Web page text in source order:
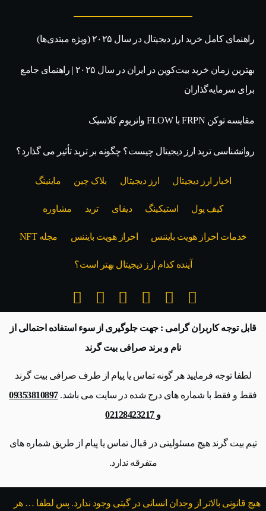
راهنمای کامل خرید ارز دیجیتال در سال ۲۰۲۵ (ویژه مبتدی‌ها)
بهترین زمان خرید بیت‌کوین در ایران در سال ۲۰۲۵ | راهنمای جامع
برای سرمایه‌گذاران
مقایسه توکن FRPN با FLOW واتریوم کلاسیک
روانشناسی ترید ارز دیجیتال چیست؟ چگونه بر ترید تأثیر می گذارد؟
اخبار ارز دیجیتال ارز دیجیتال بلاک‌ چین ماینینگ
کیف پول استیکینگ دیفای ترید مشاوره
خدمات احراز هویت بایننس احراز هویت بایننس مجله NFT
آینده کدام ارز دیجیتال بهتر است؟
قابل توجه کاربران گرامی : جهت جلوگیری از سوء استفاده احتمالی از
نام و برند صرافی بیت گرند
لطفا توجه فرمایید هر گونه تماس یا پیام از طرف صرافی بیت گرند
فقط و فقط با شماره های درج شده در سایت می باشد.09353810897
و 02128423217
تیم بیت گرند هیچ مسئولیتی در قبال تماس یا پیام از طریق شماره های
متفرقه ندارد.
هیچ قانونی بالاتر از وجدان انسانی در گیتی وجود ندارد. پس لطفا … هر